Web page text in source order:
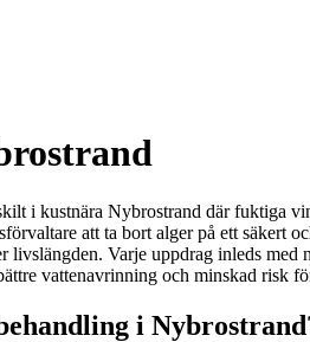
i kustnära Nybrostrand där fuktiga
att ta bort alger på ett
Varje uppdrag inleds
vattenavrinning och minskad risk
i